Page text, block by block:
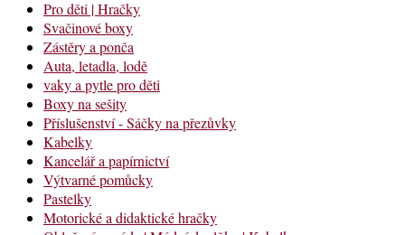
Pro děti | Hračky
Svačinové boxy
Zástěry a ponča
Auta, letadla, lodě
vaky a pytle pro děti
Boxy na sešity
Příslušenství - Sáčky na přezůvky
Kabelky
Kancelář a papírnictví
Výtvarné pomůcky
Pastelky
Motorické a didaktické hračky